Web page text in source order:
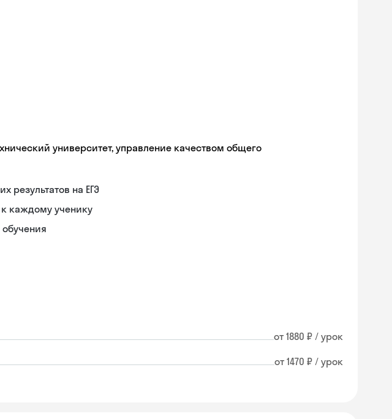
университет, управление качеством общего
результатов на ЕГЭ
каждому ученику
от 1880 ₽ / урок
от 1470 ₽ / урок